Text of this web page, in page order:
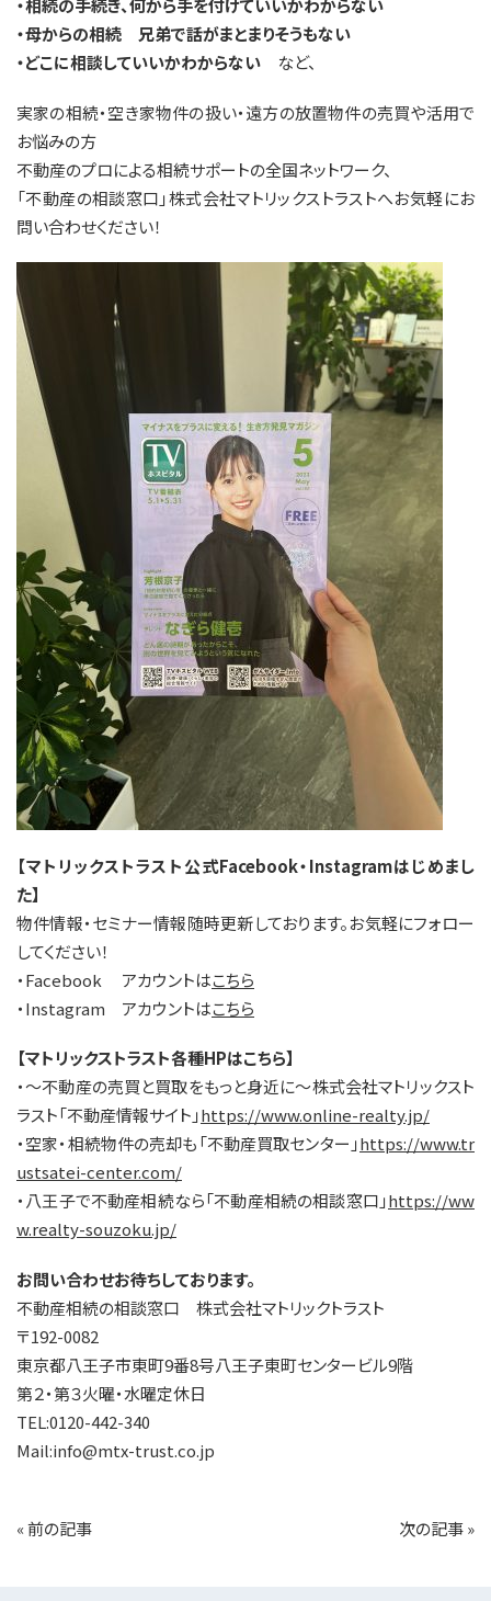
・相続の手続き、何から手を付けていいかわからない
・母からの相続 兄弟で話がまとまりそうもない
・どこに相談していいかわからない など、
実家の相続・空き家物件の扱い・遠方の放置物件の売買や活用で
お悩みの方
不動産のプロによる相続サポートの全国ネットワーク、
「不動産の相談窓口」株式会社マトリックストラストへお気軽にお
問い合わせください！
【マトリックストラスト公式Facebook・Instagramはじめまし
た】
物件情報・セミナー情報随時更新しております。お気軽にフォロー
してください！
・Facebook アカウントはこちら
・Instagram アカウントはこちら
【マトリックストラスト各種HPはこちら】
・～不動産の売買と買取をもっと身近に～株式会社マトリックスト
ラスト「不動産情報サイト」https://www.online-realty.jp/
・空家・相続物件の売却も「不動産買取センター」https://www.tr
ustsatei-center.com/
・八王子で不動産相続なら「不動産相続の相談窓口」https://ww
w.realty-souzoku.jp/
お問い合わせお待ちしております。
不動産相続の相談窓口 株式会社マトリックトラスト
〒192-0082
東京都八王子市東町9番8号八王子東町センタービル9階
第２・第３火曜・水曜定休日
TEL:0120-442-340
Mail:info@mtx-trust.co.jp
«前の記事 次の記事»